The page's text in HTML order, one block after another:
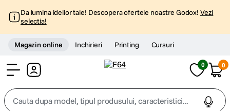
Da lumina ideilor tale! Descopera ofertele noastre Godox! Vezi
selectia!
Magazin online Inchirieri Printing Cursuri
0 0
Cauta dupa model, tipul produsului, caracteristici...